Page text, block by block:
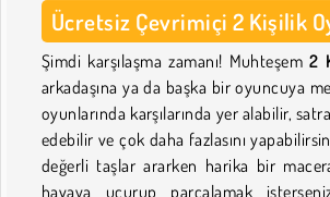
Ücretsiz Çevrimiçi 2 Kişilik
Şimdi karşılaşma zamanı! Muhteşem2
arkadaşına ya da başka bir oyuncuya
oyunlarında karşılarında yer alabilir,
edebilir ve çok daha fazlasını
değerli taşlar ararken harika bir
havaya uçurup parçalamak